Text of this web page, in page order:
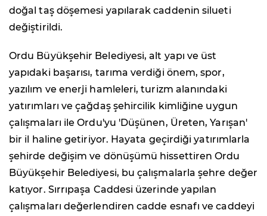
doğal taş döşemesi yapılarak caddenin silueti
değiştirildi.
Ordu Büyükşehir Belediyesi, alt yapı ve üst
yapıdaki başarısı, tarıma verdiği önem, spor,
yazılım ve enerji hamleleri, turizm alanındaki
yatırımları ve çağdaş şehircilik kimliğine uygun
çalışmaları ile Ordu'yu 'Düşünen, Üreten, Yarışan'
bir il haline getiriyor. Hayata geçirdiği yatırımlarla
şehirde değişim ve dönüşümü hissettiren Ordu
Büyükşehir Belediyesi, bu çalışmalarla şehre değer
katıyor. Sırrıpaşa Caddesi üzerinde yapılan
çalışmaları değerlendiren cadde esnafı ve caddeyi